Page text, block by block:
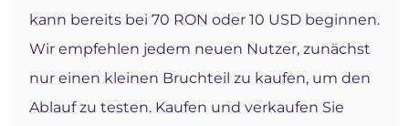
kann bereits bei 70 RON oder 10 USD beginnen.
Wir empfehlen jedem neuen Nutzer, zunächst
nur einen kleinen Bruchteil zu kaufen, um den
Ablauf zu testen. Kaufen und verkaufen Sie